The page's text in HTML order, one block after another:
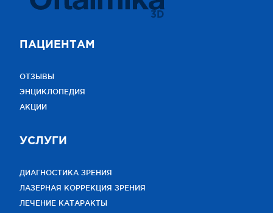
3D
ПАЦИЕНТАМ
ОТЗЫВЫ
ЭНЦИКЛОПЕДИЯ
АКЦИИ
УСЛУГИ
ДИАГНОСТИКА ЗРЕНИЯ
ЛАЗЕРНАЯ КОРРЕКЦИЯ ЗРЕНИЯ
ЛЕЧЕНИЕ КАТАРАКТЫ